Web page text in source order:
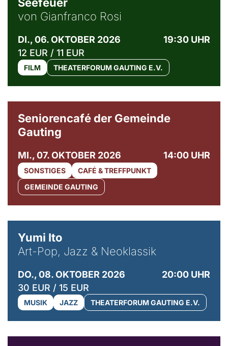
von Gianfranco Rosi
DI., 06. OKTOBER 2026
19:30 UHR
12 EUR / 11 EUR
FILM THEATERFORUM GAUTING E.V.
Seniorencafé der Gemeinde
Gauting
MI., 07. OKTOBER 2026 14:00 UHR
SONSTIGES
CAFÉ & TREFFPUNKT
GEMEINDE GAUTING
Yumi Ito
Art-Pop, Jazz & Neoklassik
DO., 08. OKTOBER 2026
20:00 UHR
30 EUR / 15 EUR
MUSIK JAZZ THEATERFORUM GAUTING E.V.